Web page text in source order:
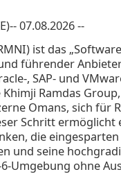
07.08.2026 --
ist das
führender
, SAP- und
Ramdas
Omans, sich für
Schritt ermöglicht
die
und seine
6-Umgebung ohne